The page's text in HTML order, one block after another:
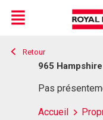
Live
En Direct
Menu
Retour
965
Pas
Accueil